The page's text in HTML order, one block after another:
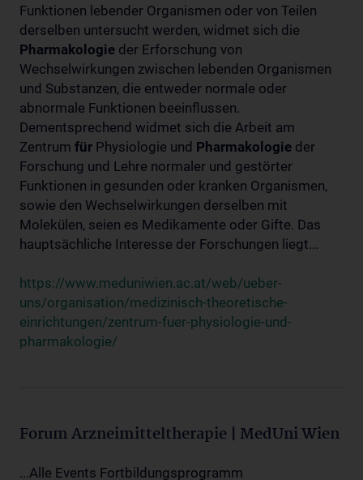
Funktionen lebender Organismen oder von Teilen
derselben untersucht werden, widmet sich die
Pharmakologie der Erforschung von
Wechselwirkungen zwischen lebenden Organismen
und Substanzen, die entweder normale oder
abnormale Funktionen beeinflussen.
Dementsprechend widmet sich die Arbeit am
Zentrum für Physiologie und Pharmakologie der
Forschung und Lehre normaler und gestörter
Funktionen in gesunden oder kranken Organismen,
sowie den Wechselwirkungen derselben mit
Molekülen, seien es Medikamente oder Gifte. Das
hauptsächliche Interesse der Forschungen liegt...
https://www.meduniwien.ac.at/web/ueber-
uns/organisation/medizinisch-theoretische-
einrichtungen/zentrum-fuer-physiologie-und-
pharmakologie/
Forum Arzneimitteltherapie | MedUni Wien
...Alle Events Fortbildungsprogramm